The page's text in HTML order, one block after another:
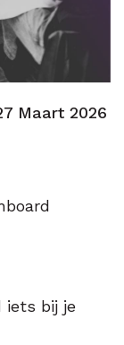
Maart 2026
iets bij je